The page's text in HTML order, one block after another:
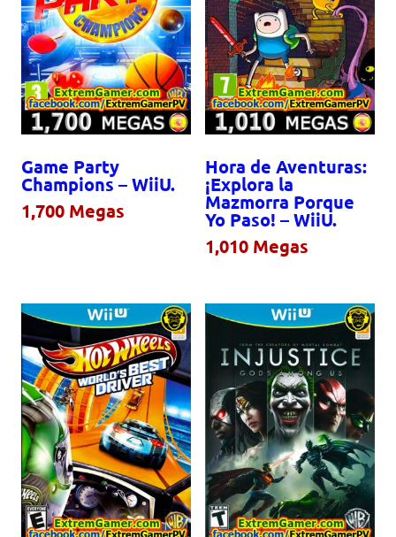
Game Party
Champions – WiiU.
1,700 Megas
Hora de Aventuras:
¡Explora la
Mazmorra Porque
Yo Paso! – WiiU.
1,010 Megas